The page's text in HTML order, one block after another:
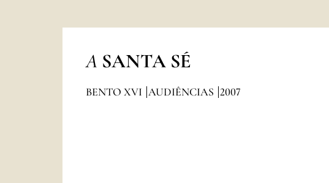
A SANTA SÉ
BENTO XVI AUDIÊNCIAS 2007